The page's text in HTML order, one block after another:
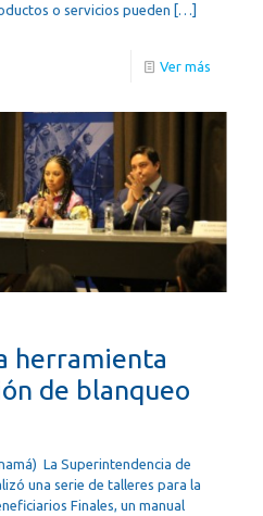
o servicios pueden […]
Ver más
herramienta
de blanqueo
La Superintendencia de
una serie de talleres para la
Finales, un manual